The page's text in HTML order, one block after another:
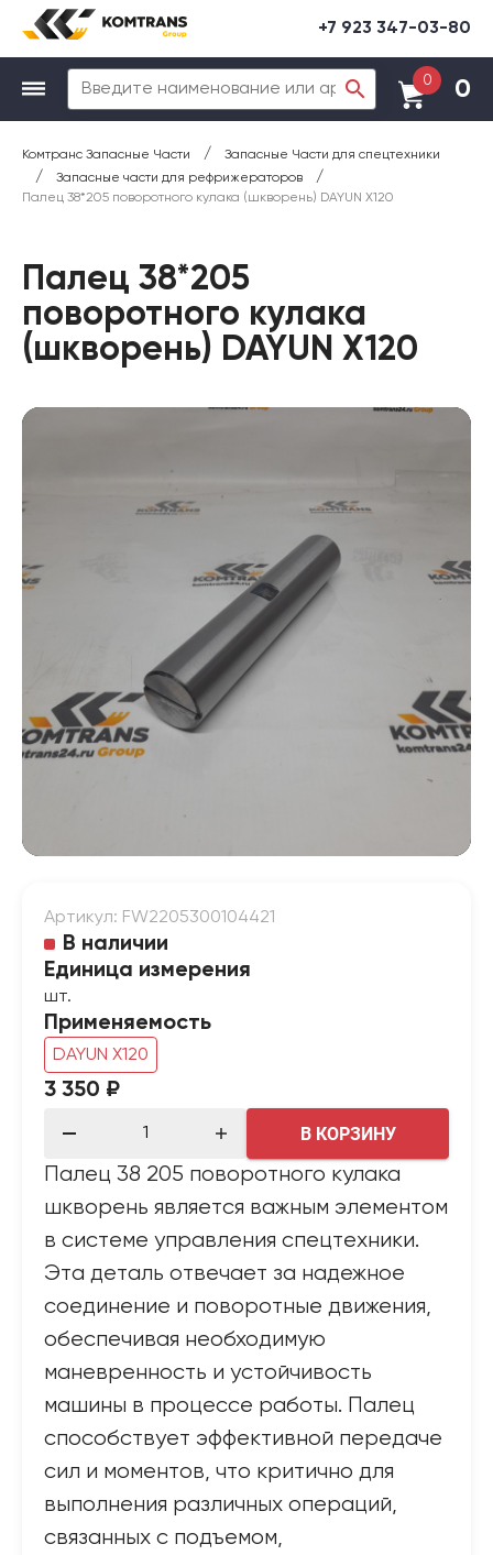
+7 923 347-03-80
0 0
Комтранс Запасные Части / Запасные Части для спецтехники
/ Запасные части для рефрижераторов /
Палец 38*205 поворотного кулака (шкворень) DAYUN X120
Палец 38*205
поворотного кулака
(шкворень) DAYUN X120
Артикул: FW2205300104421
В наличии
Единица измерения
шт.
Применяемость
DAYUN X120
3 350 ₽
В КОРЗИНУ
Палец 38 205 поворотного кулака
шкворень является важным элементом
в системе управления спецтехники.
Эта деталь отвечает за надежное
соединение и поворотные движения,
обеспечивая необходимую
маневренность и устойчивость
машины в процессе работы. Палец
способствует эффективной передаче
сил и моментов, что критично для
выполнения различных операций,
связанных с подъемом,